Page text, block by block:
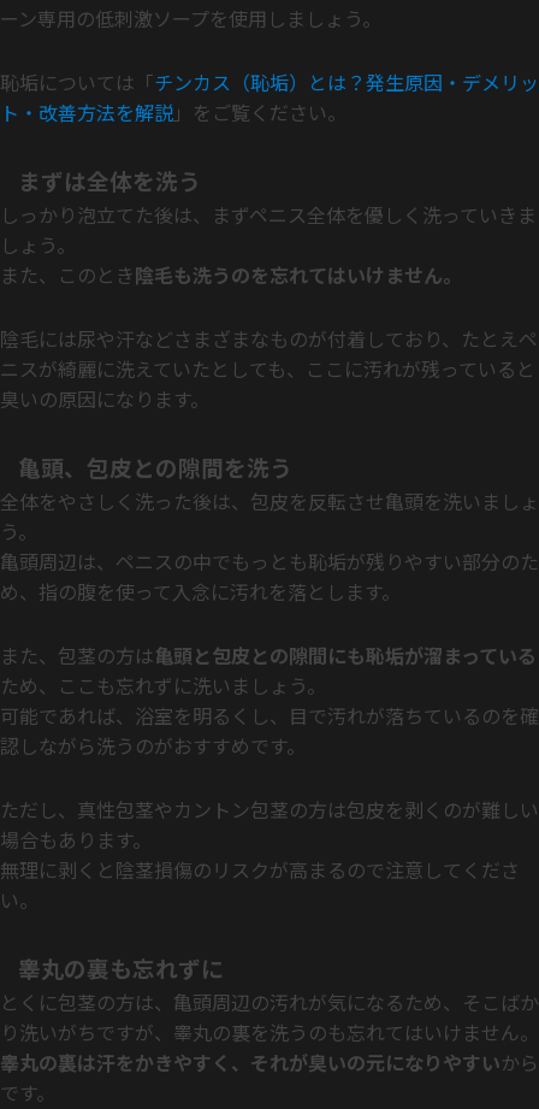
ーン専用の低刺激ソープを使用しましょう。
恥垢については「チンカス（恥垢）とは？発生原因・デメリッ
ト・改善方法を解説」をご覧ください。
まずは全体を洗う
しっかり泡立てた後は、まずペニス全体を優しく洗っていきま
しょう。
また、このとき陰毛も洗うのを忘れてはいけません。
陰毛には尿や汗などさまざまなものが付着しており、たとえペ
ニスが綺麗に洗えていたとしても、ここに汚れが残っていると
臭いの原因になります。
亀頭、包皮との隙間を洗う
全体をやさしく洗った後は、包皮を反転させ亀頭を洗いましょ
う。
亀頭周辺は、ペニスの中でもっとも恥垢が残りやすい部分のた
め、指の腹を使って入念に汚れを落とします。
また、包茎の方は亀頭と包皮との隙間にも恥垢が溜まっている
ため、ここも忘れずに洗いましょう。
可能であれば、浴室を明るくし、目で汚れが落ちているのを確
認しながら洗うのがおすすめです。
ただし、真性包茎やカントン包茎の方は包皮を剥くのが難しい
場合もあります。
無理に剥くと陰茎損傷のリスクが高まるので注意してくださ
い。
睾丸の裏も忘れずに
とくに包茎の方は、亀頭周辺の汚れが気になるため、そこばか
り洗いがちですが、睾丸の裏を洗うのも忘れてはいけません。
睾丸の裏は汗をかきやすく、それが臭いの元になりやすいから
です。